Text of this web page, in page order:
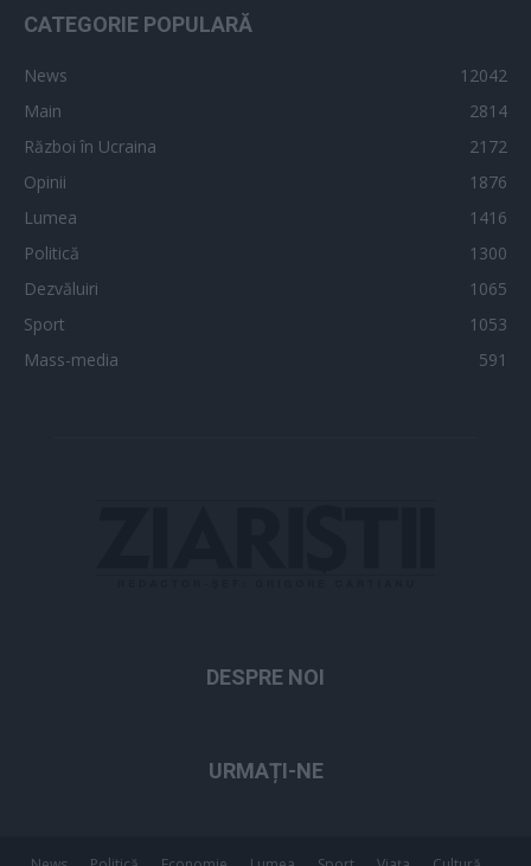
CATEGORIE POPULARĂ
News
12042
Main
2814
Război în Ucraina
2172
Opinii
1876
Lumea
1416
Politică
1300
Dezvăluiri
1065
Sport
1053
Mass-media
591
DESPRE NOI
URMAȚI-NE